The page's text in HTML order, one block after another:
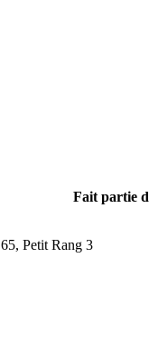
Fait partie
65, Petit Rang 3